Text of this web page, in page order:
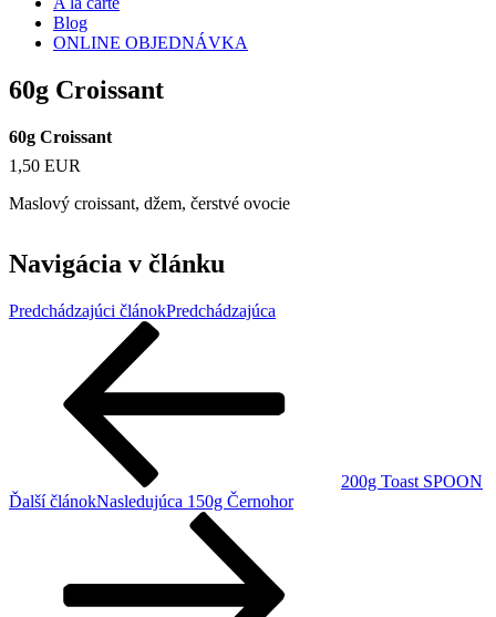
Blog
ONLINE OBJEDNÁVKA
60g Croissant
60g Croissant
1,50 EUR
Maslový croissant, džem, čerstvé ovocie
Navigácia v článku
Predchádzajúci článokPredchádzajúca
200g Toast SPOON
Ďalší článokNasledujúca 150g Černohor